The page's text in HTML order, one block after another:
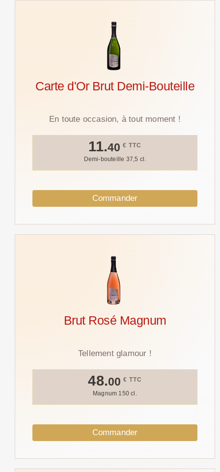
Carte d'Or Brut Demi-Bouteille
En toute occasion, à tout moment !
11.40 € TTC
Demi-bouteille 37,5 cl.
Commander
Brut Rosé Magnum
Tellement glamour !
48.00 € TTC
Magnum 150 cl.
Commander